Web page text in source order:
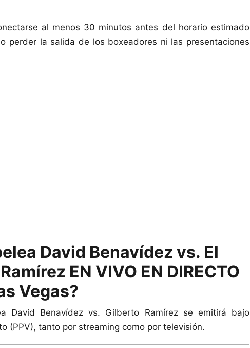
al menos 30 minutos antes del horario estimado
perder la salida de los boxeadores ni las presentaciones
David Benavídez vs. El
EN VIVO EN DIRECTO
Vegas?
David Benavídez vs. Gilberto Ramírez se emitirá bajo
(PPV), tanto por streaming como por televisión.